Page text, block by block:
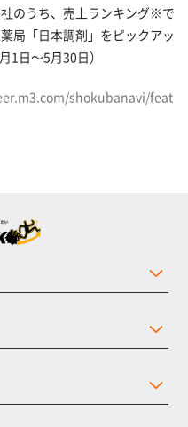
のうち、売上ランキング※で
局「日本調剤」をピックアッ
1日～5月30日）
shokubanavi/feat